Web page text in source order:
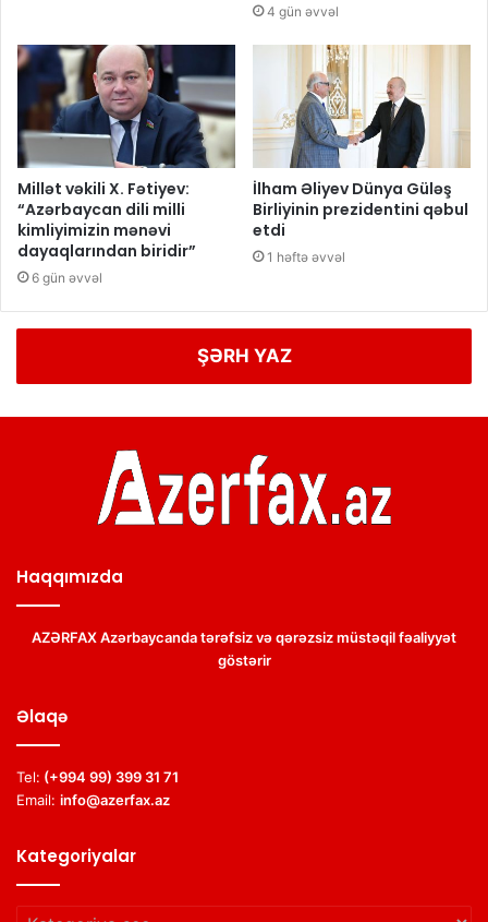
4 gün əvvəl
Millət vəkili X. Fətiyev:
“Azərbaycan dili milli
kimliyimizin mənəvi
dayaqlarından biridir”
6 gün əvvəl
İlham Əliyev Dünya Güləş
Birliyinin prezidentini qəbul
etdi
1 həftə əvvəl
ŞƏRH YAZ
Haqqımızda
AZƏRFAX Azərbaycanda tərəfsiz və qərəzsiz müstəqil fəaliyyət
göstərir
Əlaqə
Tel: (+994 99) 399 31 71
Email: info@azerfax.az
Kategoriyalar
Kategoriyalar